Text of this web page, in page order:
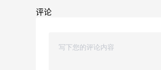
评论
亮亮的发夹再买两个！走